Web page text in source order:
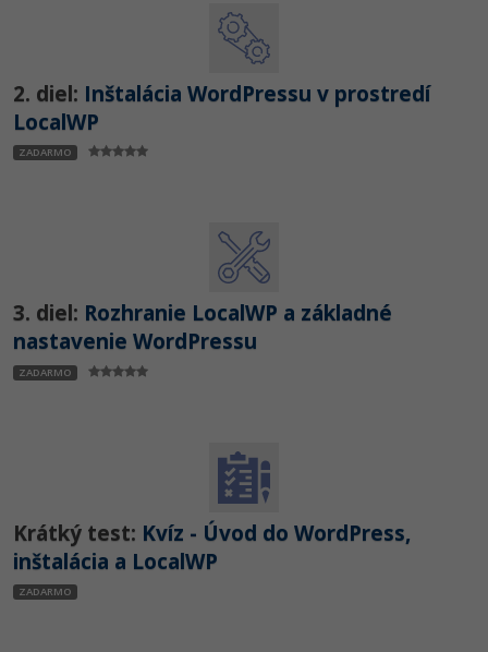
2. diel: Inštalácia WordPressu v prostredí
LocalWP
ZADARMO
3. diel: Rozhranie LocalWP a základné
nastavenie WordPressu
ZADARMO
Krátký test: Kvíz - Úvod do WordPress,
inštalácia a LocalWP
ZADARMO